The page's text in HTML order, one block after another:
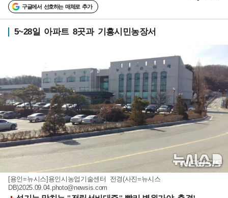
구글에서 선호하는 매체로 추가
5~28일 아파트 8곳과 기흥시민농장서
[용인=뉴시스]용인시농업기술센터 전경(사진=뉴시스
DB)2025.09.04.photo@newsis.com